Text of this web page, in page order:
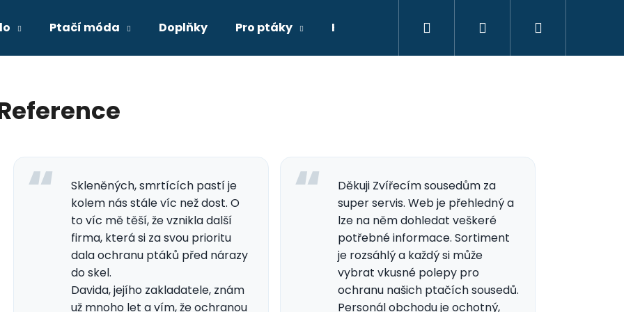
Ptačí móda Doplňky Pro ptáky Kontakt Poradce Přihlášení
Skleněných, smrtících pastí je
kolem nás stále víc než dost. O
to víc mě těší, že vznikla další
firma, která si za svou prioritu
dala ochranu ptáků před nárazy
do skel.
Davida, jejího zakladatele, znám
už mnoho let a vím, že ochranou
Děkuji Zvířecím sousedům za
super servis. Web je přehledný a
lze na něm dohledat veškeré
potřebné informace. Sortiment
je rozsáhlý a každý si může
vybrat vkusné polepy pro
ochranu našich ptačích sousedů.
Personál obchodu je ochotný,
Doporučujeme